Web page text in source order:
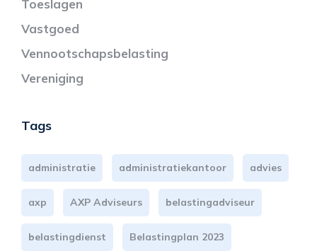
Toeslagen
Vastgoed
Vennootschapsbelasting
Vereniging
Tags
administratie administratiekantoor advies
axp AXP Adviseurs belastingadviseur
belastingdienst Belastingplan 2023